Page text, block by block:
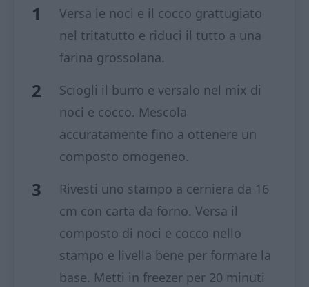
Versa le noci e il cocco grattugiato
nel tritatutto e riduci il tutto a una
farina grossolana.
Sciogli il burro e versalo nel mix di
noci e cocco. Mescola
accuratamente fino a ottenere un
composto omogeneo.
Rivesti uno stampo a cerniera da 16
cm con carta da forno. Versa il
composto di noci e cocco nello
stampo e livella bene per formare la
base. Metti in freezer per 20 minuti